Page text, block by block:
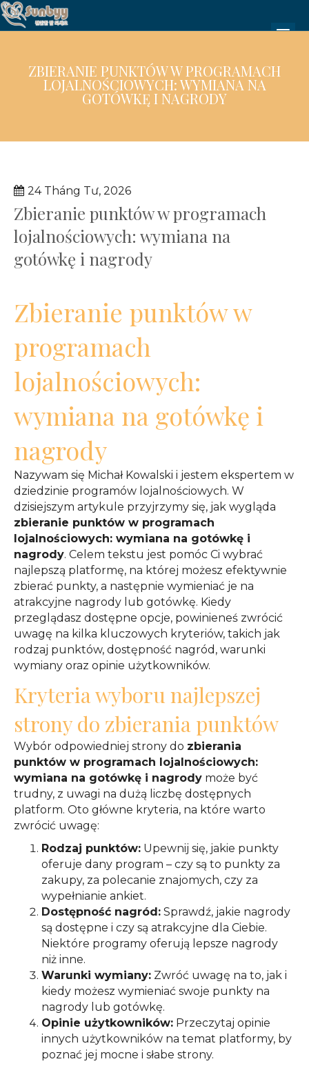
ZBIERANIE PUNKTÓW W PROGRAMACH
LOJALNOŚCIOWYCH: WYMIANA NA
GOTÓWKĘ I NAGRODY
24 Tháng Tư, 2026
Zbieranie punktów w programach
lojalnościowych: wymiana na
gotówkę i nagrody
Zbieranie punktów w
programach
lojalnościowych:
wymiana na gotówkę i
nagrody
Nazywam się Michał Kowalski i jestem ekspertem w
dziedzinie programów lojalnościowych. W
dzisiejszym artykule przyjrzymy się, jak wygląda
zbieranie punktów w programach
lojalnościowych: wymiana na gotówkę i
nagrody. Celem tekstu jest pomóc Ci wybrać
najlepszą platformę, na której możesz efektywnie
zbierać punkty, a następnie wymieniać je na
atrakcyjne nagrody lub gotówkę. Kiedy
przeglądasz dostępne opcje, powinieneś zwrócić
uwagę na kilka kluczowych kryteriów, takich jak
rodzaj punktów, dostępność nagród, warunki
wymiany oraz opinie użytkowników.
Kryteria wyboru najlepszej
strony do zbierania punktów
Wybór odpowiedniej strony do zbierania
punktów w programach lojalnościowych:
wymiana na gotówkę i nagrody może być
trudny, z uwagi na dużą liczbę dostępnych
platform. Oto główne kryteria, na które warto
zwrócić uwagę:
Rodzaj punktów: Upewnij się, jakie punkty
oferuje dany program – czy są to punkty za
zakupy, za polecanie znajomych, czy za
wypełnianie ankiet.
Dostępność nagród: Sprawdź, jakie nagrody
są dostępne i czy są atrakcyjne dla Ciebie.
Niektóre programy oferują lepsze nagrody
niż inne.
Warunki wymiany: Zwróć uwagę na to, jak i
kiedy możesz wymieniać swoje punkty na
nagrody lub gotówkę.
Opinie użytkowników: Przeczytaj opinie
innych użytkowników na temat platformy, by
poznać jej mocne i słabe strony.